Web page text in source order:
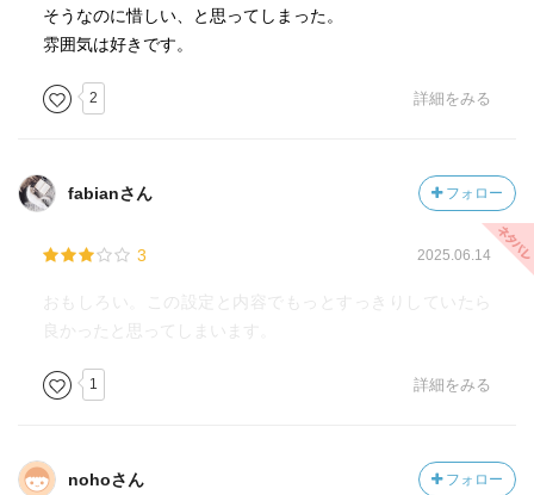
そうなのに惜しい、と思ってしまった。
雰囲気は好きです。
2 詳細をみる
fabianさん フォロー
3 2025.06.14
おもしろい。この設定と内容でもっとすっきりしていたら
良かったと思ってしまいます。
1 詳細をみる
nohoさん フォロー